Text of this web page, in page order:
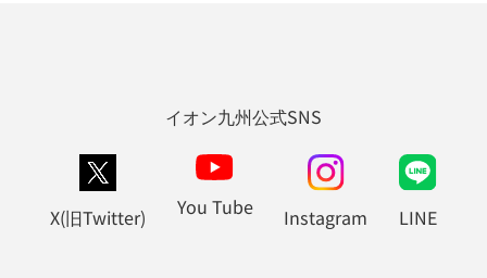
イオン九州公式SNS
X(旧Twitter) You Tube Instagram LINE